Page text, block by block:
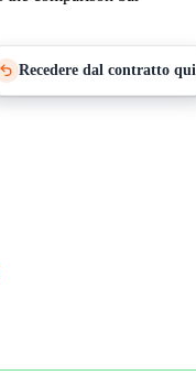
Recedere dal contratto qui